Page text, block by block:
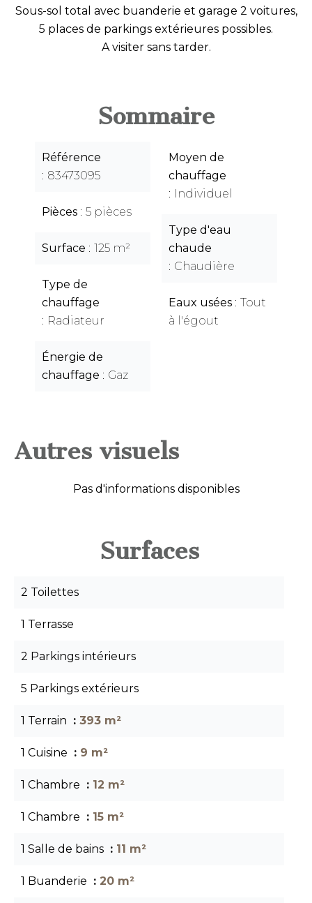
Sous-sol total avec buanderie et garage 2 voitures,
5 places de parkings extérieures possibles.
A visiter sans tarder.
Sommaire
Référence
83473095
Pièces 5 pièces
Surface 125 m²
Type de
chauffage
Radiateur
Énergie de
chauffage
Gaz
Moyen de
chauffage
Individuel
Type d'eau
chaude
Chaudière
Eaux usées
Tout
à l'égout
Autres visuels
Pas d'informations disponibles
Surfaces
2 Toilettes
1 Terrasse
2 Parkings intérieurs
5 Parkings extérieurs
1 Terrain 393 m²
1 Cuisine 9 m²
1 Chambre 12 m²
1 Chambre 15 m²
1 Salle de bains 11 m²
1 Buanderie 20 m²